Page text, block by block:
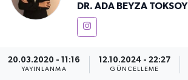
DR. ADA BEYZA TOKSOY
20.03.2020 - 11:16
YAYINLANMA
12.10.2024 - 22:27
GÜNCELLEME
EKONOMİ
GÖKTÜRK
Haber Arşivi